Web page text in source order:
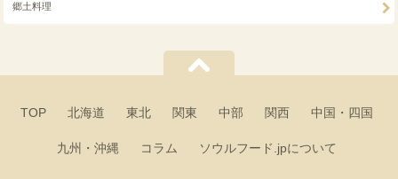
郷土料理
TOP 北海道 東北 関東 中部 関西 中国・四国
九州・沖縄 コラム ソウルフード.jpについて